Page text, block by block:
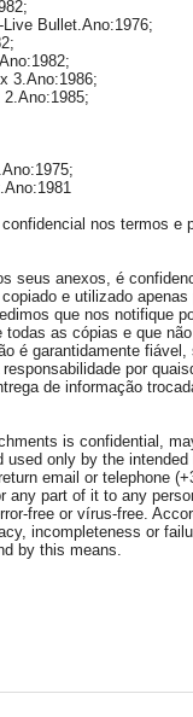
Bullet.Ano:1976;
3.Ano:1986;
nos termos e
seus anexos, é
e utilizado
que nos notifique
todas as cópias e que
é garantidamente
por
de informação
is confidential,
used only by the
email or telephone
any part of it to any
free or vírus-free.
incompleteness or
by this means.